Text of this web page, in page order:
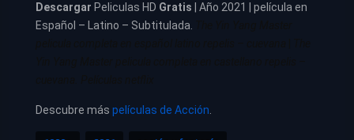
Descargar Peliculas HD Gratis | Año 2021 | película en
Español – Latino – Subtitulada.
Descubre más películas de Acción